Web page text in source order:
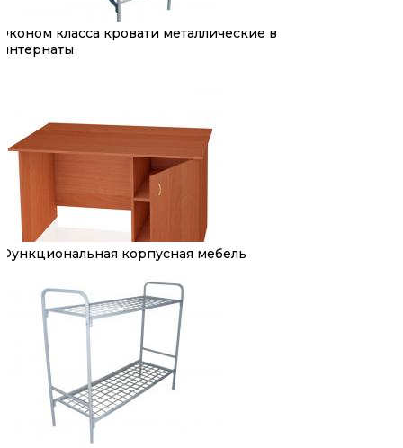
Эконом класса кровати металлические в
интернаты
Функциональная корпусная мебель